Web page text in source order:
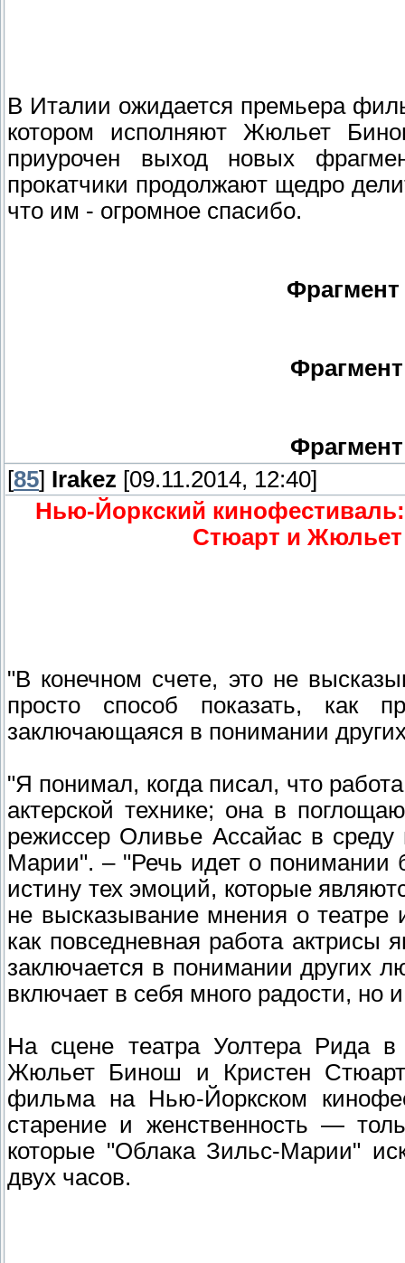
В Италии ожидается премьера
котором исполняют Жюльет
приурочен выход новых
прокатчики продолжают щедро
что им - огромное спасибо.
[85] Irakez [09.11.2014, 12:40]
Нью-Йоркский
Стюарт и
"В конечном счете, это не
просто способ показать, как
заключающаяся в понимании
"Я понимал, когда писал, что
актерской технике; она в
режиссер Оливье Ассайас в
Марии". – "Речь идет о понимании
истину тех эмоций, которые
не высказывание мнения о театре
как повседневная работа актрисы
заключается в понимании других
включает в себя много радости,
На сцене театра Уолтера Рида в
Жюльет Бинош и Кристен
фильма на Нью-Йоркском
старение и женственность —
которые "Облака Зильс-Марии"
двух часов.